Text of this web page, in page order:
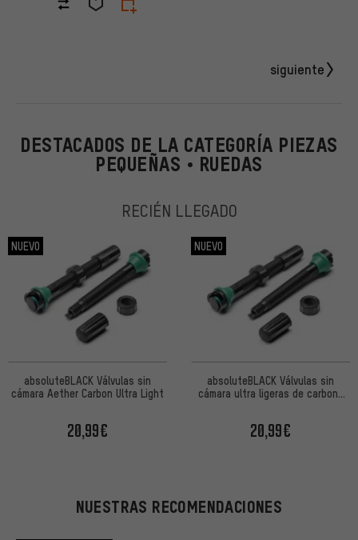
siguiente
DESTACADOS DE LA CATEGORÍA PIEZAS
PEQUEÑAS • RUEDAS
RECIÉN LLEGADO
NUEVO
absoluteBLACK Válvulas sin
cámara Aether Carbon Ultra Light
20,99€
NUEVO
absoluteBLACK Válvulas sin
cámara ultra ligeras de carbono
20,99€
NUESTRAS RECOMENDACIONES